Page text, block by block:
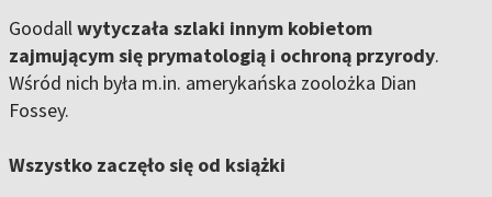
Goodallwytyczała szlaki innym kobietom
zajmującym się prymatologią i ochroną przyrody.
Wśród nich była m.in. amerykańska zoolożka Dian
Fossey.
Wszystko zaczęło się od książki